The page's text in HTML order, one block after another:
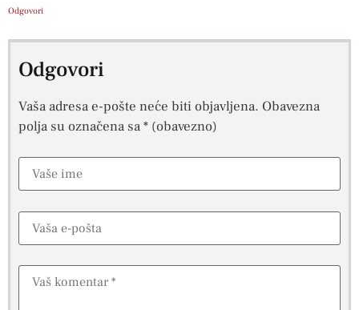
Odgovori
Odgovori
Vaša adresa e-pošte neće biti objavljena. Obavezna
polja su označena sa* (obavezno)